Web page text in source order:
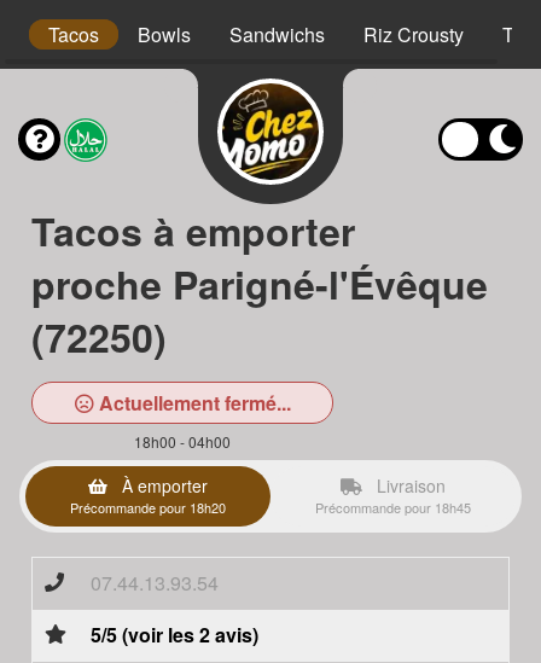
Tacos Bowls Sandwichs Riz Crousty Tex
Tacos à emporter
proche Parigné-l'Évêque
(72250)
Actuellement fermé...
18h00 - 04h00
À emporter
Précommande pour 18h20
Livraison
Précommande pour 18h45
07.44.13.93.54
5/5 (voir les 2 avis)